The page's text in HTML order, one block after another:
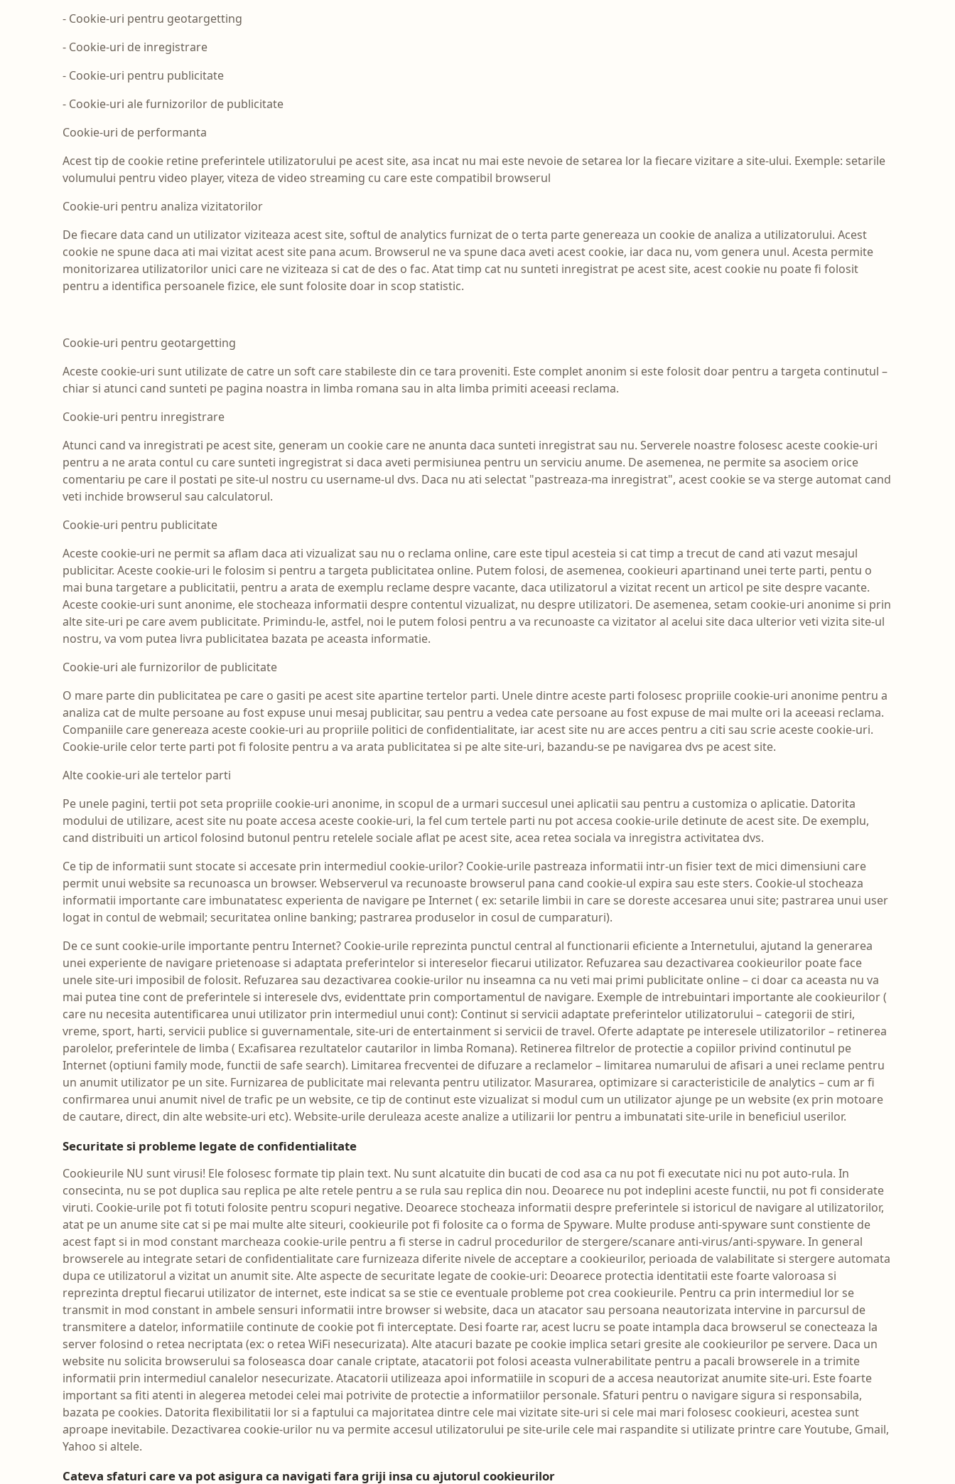
- Cookie-uri pentru geotargetting
- Cookie-uri de inregistrare
- Cookie-uri pentru publicitate
- Cookie-uri ale furnizorilor de publicitate
Cookie-uri de performanta
Acest tip de cookie retine preferintele utilizatorului pe acest site, asa incat nu mai este nevoie de setarea lor la fiecare vizitare a site-ului. Exemple: setarile
volumului pentru video player, viteza de video streaming cu care este compatibil browserul
Cookie-uri pentru analiza vizitatorilor
De fiecare data cand un utilizator viziteaza acest site, softul de analytics furnizat de o terta parte genereaza un cookie de analiza a utilizatorului. Acest
cookie ne spune daca ati mai vizitat acest site pana acum. Browserul ne va spune daca aveti acest cookie, iar daca nu, vom genera unul. Acesta permite
monitorizarea utilizatorilor unici care ne viziteaza si cat de des o fac. Atat timp cat nu sunteti inregistrat pe acest site, acest cookie nu poate fi folosit
pentru a identifica persoanele fizice, ele sunt folosite doar in scop statistic.
Cookie-uri pentru geotargetting
Aceste cookie-uri sunt utilizate de catre un soft care stabileste din ce tara proveniti. Este complet anonim si este folosit doar pentru a targeta continutul –
chiar si atunci cand sunteti pe pagina noastra in limba romana sau in alta limba primiti aceeasi reclama.
Cookie-uri pentru inregistrare
Atunci cand va inregistrati pe acest site, generam un cookie care ne anunta daca sunteti inregistrat sau nu. Serverele noastre folosesc aceste cookie-uri
pentru a ne arata contul cu care sunteti ingregistrat si daca aveti permisiunea pentru un serviciu anume. De asemenea, ne permite sa asociem orice
comentariu pe care il postati pe site-ul nostru cu username-ul dvs. Daca nu ati selectat "pastreaza-ma inregistrat", acest cookie se va sterge automat cand
veti inchide browserul sau calculatorul.
Cookie-uri pentru publicitate
Aceste cookie-uri ne permit sa aflam daca ati vizualizat sau nu o reclama online, care este tipul acesteia si cat timp a trecut de cand ati vazut mesajul
publicitar. Aceste cookie-uri le folosim si pentru a targeta publicitatea online. Putem folosi, de asemenea, cookieuri apartinand unei terte parti, pentu o
mai buna targetare a publicitatii, pentru a arata de exemplu reclame despre vacante, daca utilizatorul a vizitat recent un articol pe site despre vacante.
Aceste cookie-uri sunt anonime, ele stocheaza informatii despre contentul vizualizat, nu despre utilizatori. De asemenea, setam cookie-uri anonime si prin
alte site-uri pe care avem publicitate. Primindu-le, astfel, noi le putem folosi pentru a va recunoaste ca vizitator al acelui site daca ulterior veti vizita site-ul
nostru, va vom putea livra publicitatea bazata pe aceasta informatie.
Cookie-uri ale furnizorilor de publicitate
O mare parte din publicitatea pe care o gasiti pe acest site apartine tertelor parti. Unele dintre aceste parti folosesc propriile cookie-uri anonime pentru a
analiza cat de multe persoane au fost expuse unui mesaj publicitar, sau pentru a vedea cate persoane au fost expuse de mai multe ori la aceeasi reclama.
Companiile care genereaza aceste cookie-uri au propriile politici de confidentialitate, iar acest site nu are acces pentru a citi sau scrie aceste cookie-uri.
Cookie-urile celor terte parti pot fi folosite pentru a va arata publicitatea si pe alte site-uri, bazandu-se pe navigarea dvs pe acest site.
Alte cookie-uri ale tertelor parti
Pe unele pagini, tertii pot seta propriile cookie-uri anonime, in scopul de a urmari succesul unei aplicatii sau pentru a customiza o aplicatie. Datorita
modului de utilizare, acest site nu poate accesa aceste cookie-uri, la fel cum tertele parti nu pot accesa cookie-urile detinute de acest site. De exemplu,
cand distribuiti un articol folosind butonul pentru retelele sociale aflat pe acest site, acea retea sociala va inregistra activitatea dvs.
Ce tip de informatii sunt stocate si accesate prin intermediul cookie-urilor? Cookie-urile pastreaza informatii intr-un fisier text de mici dimensiuni care
permit unui website sa recunoasca un browser. Webserverul va recunoaste browserul pana cand cookie-ul expira sau este sters. Cookie-ul stocheaza
informatii importante care imbunatatesc experienta de navigare pe Internet ( ex: setarile limbii in care se doreste accesarea unui site; pastrarea unui user
logat in contul de webmail; securitatea online banking; pastrarea produselor in cosul de cumparaturi).
De ce sunt cookie-urile importante pentru Internet? Cookie-urile reprezinta punctul central al functionarii eficiente a Internetului, ajutand la generarea
unei experiente de navigare prietenoase si adaptata preferintelor si intereselor fiecarui utilizator. Refuzarea sau dezactivarea cookieurilor poate face
unele site-uri imposibil de folosit. Refuzarea sau dezactivarea cookie-urilor nu inseamna ca nu veti mai primi publicitate online – ci doar ca aceasta nu va
mai putea tine cont de preferintele si interesele dvs, evidenttate prin comportamentul de navigare. Exemple de intrebuintari importante ale cookieurilor (
care nu necesita autentificarea unui utilizator prin intermediul unui cont): Continut si servicii adaptate preferintelor utilizatorului – categorii de stiri,
vreme, sport, harti, servicii publice si guvernamentale, site-uri de entertainment si servicii de travel. Oferte adaptate pe interesele utilizatorilor – retinerea
parolelor, preferintele de limba ( Ex:afisarea rezultatelor cautarilor in limba Romana). Retinerea filtrelor de protectie a copiilor privind continutul pe
Internet (optiuni family mode, functii de safe search). Limitarea frecventei de difuzare a reclamelor – limitarea numarului de afisari a unei reclame pentru
un anumit utilizator pe un site. Furnizarea de publicitate mai relevanta pentru utilizator. Masurarea, optimizare si caracteristicile de analytics – cum ar fi
confirmarea unui anumit nivel de trafic pe un website, ce tip de continut este vizualizat si modul cum un utilizator ajunge pe un website (ex prin motoare
de cautare, direct, din alte website-uri etc). Website-urile deruleaza aceste analize a utilizarii lor pentru a imbunatati site-urile in beneficiul userilor.
Securitate si probleme legate de confidentialitate
Cookieurile NU sunt virusi! Ele folosesc formate tip plain text. Nu sunt alcatuite din bucati de cod asa ca nu pot fi executate nici nu pot auto-rula. In
consecinta, nu se pot duplica sau replica pe alte retele pentru a se rula sau replica din nou. Deoarece nu pot indeplini aceste functii, nu pot fi considerate
viruti. Cookie-urile pot fi totuti folosite pentru scopuri negative. Deoarece stocheaza informatii despre preferintele si istoricul de navigare al utilizatorilor,
atat pe un anume site cat si pe mai multe alte siteuri, cookieurile pot fi folosite ca o forma de Spyware. Multe produse anti-spyware sunt constiente de
acest fapt si in mod constant marcheaza cookie-urile pentru a fi sterse in cadrul procedurilor de stergere/scanare anti-virus/anti-spyware. In general
browserele au integrate setari de confidentialitate care furnizeaza diferite nivele de acceptare a cookieurilor, perioada de valabilitate si stergere automata
dupa ce utilizatorul a vizitat un anumit site. Alte aspecte de securitate legate de cookie-uri: Deoarece protectia identitatii este foarte valoroasa si
reprezinta dreptul fiecarui utilizator de internet, este indicat sa se stie ce eventuale probleme pot crea cookieurile. Pentru ca prin intermediul lor se
transmit in mod constant in ambele sensuri informatii intre browser si website, daca un atacator sau persoana neautorizata intervine in parcursul de
transmitere a datelor, informatiile continute de cookie pot fi interceptate. Desi foarte rar, acest lucru se poate intampla daca browserul se conecteaza la
server folosind o retea necriptata (ex: o retea WiFi nesecurizata). Alte atacuri bazate pe cookie implica setari gresite ale cookieurilor pe servere. Daca un
website nu solicita browserului sa foloseasca doar canale criptate, atacatorii pot folosi aceasta vulnerabilitate pentru a pacali browserele in a trimite
informatii prin intermediul canalelor nesecurizate. Atacatorii utilizeaza apoi informatiile in scopuri de a accesa neautorizat anumite site-uri. Este foarte
important sa fiti atenti in alegerea metodei celei mai potrivite de protectie a informatiilor personale. Sfaturi pentru o navigare sigura si responsabila,
bazata pe cookies. Datorita flexibilitatii lor si a faptului ca majoritatea dintre cele mai vizitate site-uri si cele mai mari folosesc cookieuri, acestea sunt
aproape inevitabile. Dezactivarea cookie-urilor nu va permite accesul utilizatorului pe site-urile cele mai raspandite si utilizate printre care Youtube, Gmail,
Yahoo si altele.
Cateva sfaturi care va pot asigura ca navigati fara griji insa cu ajutorul cookieurilor